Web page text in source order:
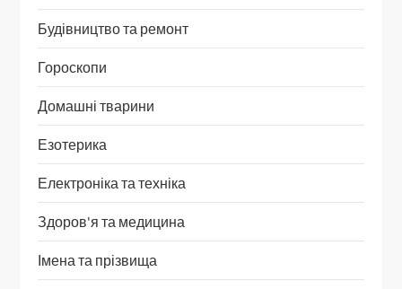
Будівництво та ремонт
Гороскопи
Домашні тварини
Езотерика
Електроніка та техніка
Здоров'я та медицина
Імена та прізвища